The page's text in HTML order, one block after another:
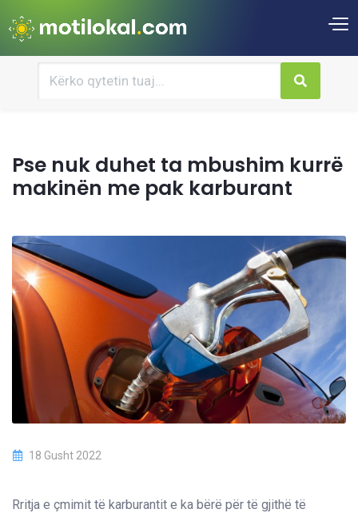
Pse nuk duhet ta mbushim kurrë
makinën me pak karburant
18 Gusht 2022
Rritja e çmimit të karburantit e ka bërë për të gjithë të